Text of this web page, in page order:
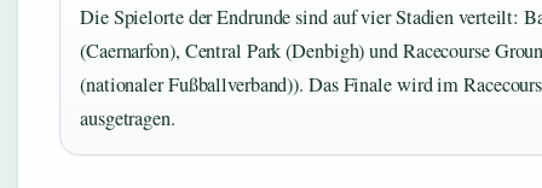
Die Spielorte der Endrunde sind auf vier Stadien verteilt:
(Caernarfon), Central Park (Denbigh) und Racecourse
(nationaler Fußballverband)). Das Finale wird im
ausgetragen.